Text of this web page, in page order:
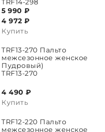
5 990 ₽
4 972 ₽
Купить
TRF13-270 Пальто
межсезонное женское
Пудровый)
TRF13-270
4 490 ₽
Купить
TRF12-220 Пальто
межсезонное женское